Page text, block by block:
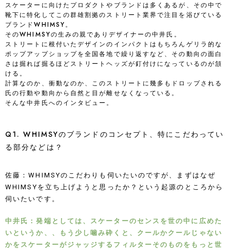
スケーターに向けたプロダクトやブランドは多くあるが、その中で
靴下に特化してこの群雄割拠のストリート業界で注目を浴びている
ブランドWHIMSY。
そのWHIMSYの生みの親でありデザイナーの中井氏。
ストリートに根付いたデザインのインパクトはもちろんゲリラ的な
ポップアップショップを全国各地で繰り返すなど、その動向の面白
さは掘れば掘るほどストリートヘッズが釘付けになっているのが頷
ける。
計算なのか、衝動なのか、このストリートに幾多もドロップされる
氏の行動や動向から自然と目が離せなくなっている。
そんな中井氏へのインタビュー。
Q1. WHIMSYのブランドのコンセプト、特にこだわってい
る部分などは？
佐藤：WHIMSYのこだわりも伺いたいのですが、まずはなぜ
WHIMSYを立ち上げようと思ったか？という起源のところから
伺いたいです。
中井氏：発端としては、スケーターのセンスを世の中に広めた
いというか、、もう少し噛み砕くと、クールかクールじゃない
かをスケーターがジャッジするフィルターそのものをもっと世